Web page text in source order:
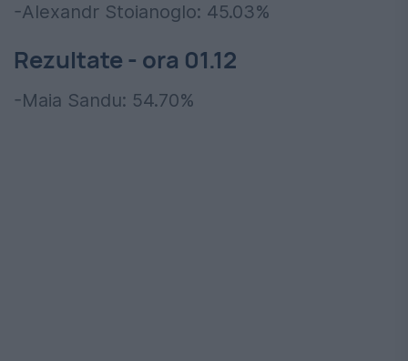
-Alexandr Stoianoglo: 45.03%
Rezultate - ora 01.12
-Maia Sandu: 54.70%